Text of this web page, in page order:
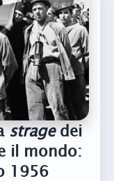
stragedei
il mondo:
1956